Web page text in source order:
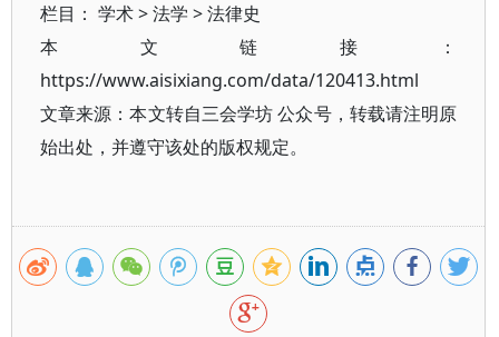
栏目： 学术>法学 >法律史
本文链接：
https://www.aisixiang.com/data/120413.html
文章来源：本文转自三会学坊 公众号，转载请注明原
始出处，并遵守该处的版权规定。